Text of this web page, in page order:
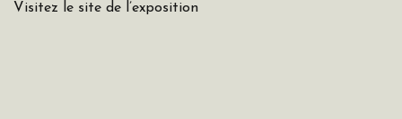
Visitez le site de l’exposition